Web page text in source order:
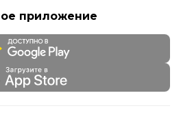
приложение